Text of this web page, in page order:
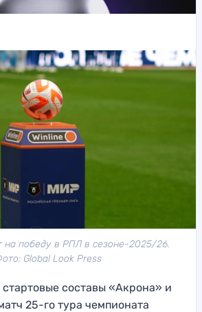
на победу в РПЛ в сезоне-2025/26.
Global Look Press
составы «Акрона» и
25-го тура чемпионата